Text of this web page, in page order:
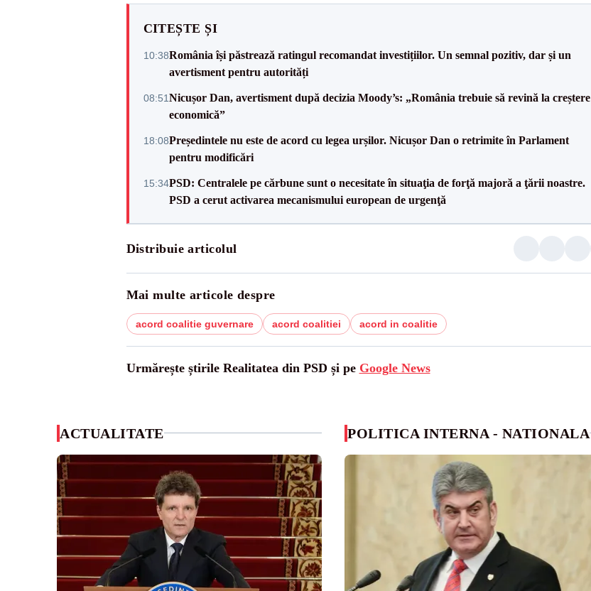
CITEȘTE ȘI
10:38România își păstrează ratingul recomandat investițiilor. Un semnal pozitiv, dar și un
avertisment pentru autorități
08:51Nicușor Dan, avertisment după decizia Moody’s: „România trebuie să revină la creștere
economică”
18:08Președintele nu este de acord cu legea urșilor. Nicușor Dan o retrimite în Parlament
pentru modificări
15:34PSD: Centralele pe cărbune sunt o necesitate în situaţia de forţă majoră a ţării noastre.
PSD a cerut activarea mecanismului european de urgenţă
Distribuie articolul
Mai multe articole despre
acord coalitie guvernare acord coalitiei acord in coalitie
Urmărește știrile Realitatea din PSD și pe Google News
ACTUALITATE POLITICA INTERNA - NATIONALA